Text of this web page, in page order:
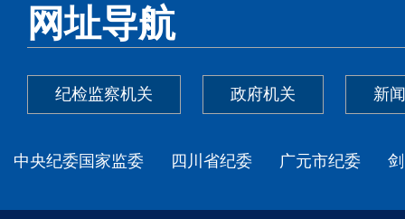
网址导航
纪检监察机关 政府机关 新
中央纪委国家监委 四川省纪委 广元市纪委